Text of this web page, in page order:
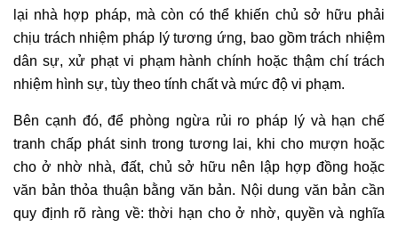
lại nhà hợp pháp, mà còn có thể khiến chủ sở hữu phải
chịu trách nhiệm pháp lý tương ứng, bao gồm trách nhiệm
dân sự, xử phạt vi phạm hành chính hoặc thậm chí trách
nhiệm hình sự, tùy theo tính chất và mức độ vi phạm.
Bên cạnh đó, để phòng ngừa rủi ro pháp lý và hạn chế
tranh chấp phát sinh trong tương lai, khi cho mượn hoặc
cho ở nhờ nhà, đất, chủ sở hữu nên lập hợp đồng hoặc
văn bản thỏa thuận bằng văn bản. Nội dung văn bản cần
quy định rõ ràng về: thời hạn cho ở nhờ, quyền và nghĩa